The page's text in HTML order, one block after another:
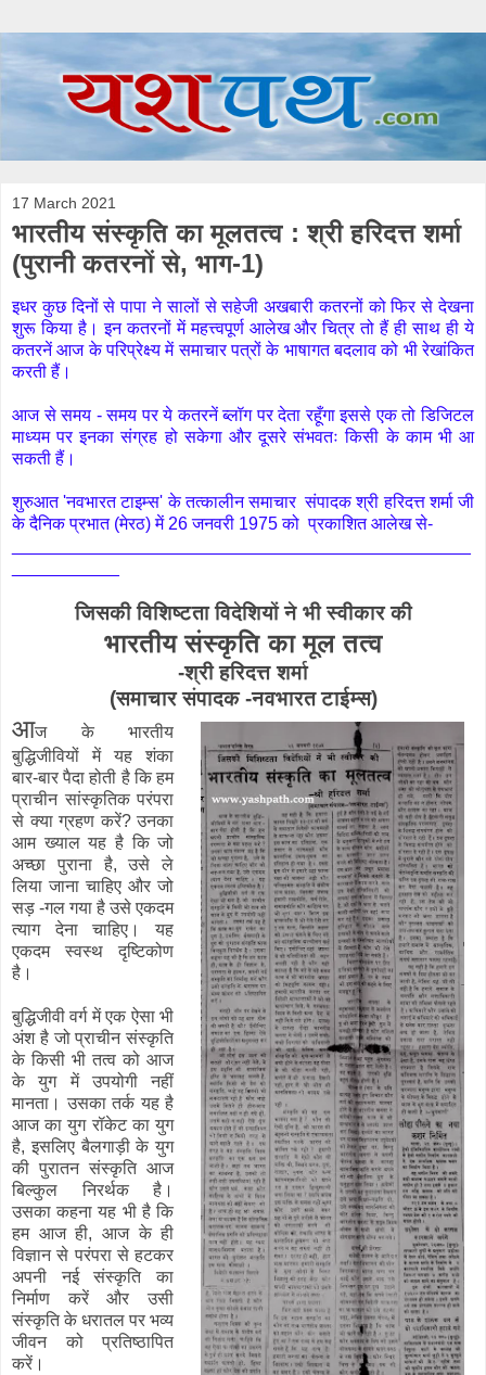
17 March 2021
भारतीय संस्कृति का मूलतत्व : श्री हरिदत्त शर्मा
(पुरानी कतरनों से, भाग-1)
इधर कुछ दिनों से पापा ने सालों से सहेजी अखबारी कतरनों को फिर से देखना
शुरू किया है। इन कतरनों में महत्त्वपूर्ण आलेख और चित्र तो हैं ही साथ ही ये
कतरनें आज के परिप्रेक्ष्य में समाचार पत्रों के भाषागत बदलाव को भी रेखांकित
करती हैं।
आज से समय - समय पर ये कतरनें ब्लॉग पर देता रहूँगा इससे एक तो डिजिटल
माध्यम पर इनका संग्रह हो सकेगा और दूसरे संभवतः किसी के काम भी आ
सकती हैं।
शुरुआत 'नवभारत टाइम्स' के तत्कालीन समाचार संपादक श्री हरिदत्त शर्मा जी
के दैनिक प्रभात (मेरठ) में 26 जनवरी 1975 को प्रकाशित आलेख से-
जिसकी विशिष्टता विदेशियों ने भी स्वीकार की
भारतीय संस्कृति का मूल तत्व
-श्री हरिदत्त शर्मा
(समाचार संपादक -नवभारत टाईम्स)
आज के भारतीय
बुद्धिजीवियों में यह शंका
बार-बार पैदा होती है कि हम
प्राचीन सांस्कृतिक परंपरा
से क्या ग्रहण करें? उनका
आम ख्याल यह है कि जो
अच्छा पुराना है, उसे ले
लिया जाना चाहिए और जो
सड़ -गल गया है उसे एकदम
त्याग देना चाहिए। यह
एकदम स्वस्थ दृष्टिकोण
है।
बुद्धिजीवी वर्ग में एक ऐसा भी
अंश है जो प्राचीन संस्कृति
के किसी भी तत्व को आज
के युग में उपयोगी नहीं
मानता। उसका तर्क यह है
आज का युग रॉकेट का युग
है, इसलिए बैलगाड़ी के युग
की पुरातन संस्कृति आज
बिल्कुल निरर्थक है।
उसका कहना यह भी है कि
हम आज ही, आज के ही
विज्ञान से परंपरा से हटकर
अपनी नई संस्कृति का
निर्माण करें और उसी
संस्कृति के धरातल पर भव्य
जीवन को प्रतिष्ठापित
करें।